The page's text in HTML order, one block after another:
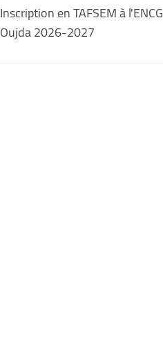
Inscription en TAFSEM à l'ENCG
Oujda 2026-2027